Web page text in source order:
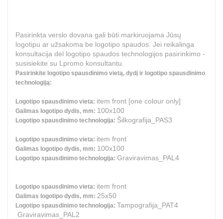
Pasirinkta verslo dovana gali būti markiruojama Jūsų
logotipu ar užsakoma be logotipo spaudos. Jei reikalinga
konsultacija dėl logotipo spaudos technologijos pasirinkimo -
susisiekite su Lpromo konsultantu.
Pasirinkite logotipo spausdinimo vietą, dydį ir logotipo spausdinimo
technologiją:
Logotipo spausdinimo vieta: item front [one colour only]
Galimas logotipo dydis, mm: 100x100
Logotipo spausdinimo technologija: Šilkografija_PAS3
Logotipo spausdinimo vieta: item front
Galimas logotipo dydis, mm: 100x100
Logotipo spausdinimo technologija: Graviravimas_PAL4
Logotipo spausdinimo vieta: item front
Galimas logotipo dydis, mm: 25x50
Logotipo spausdinimo technologija: Tampografija_PAT4
Graviravimas_PAL2